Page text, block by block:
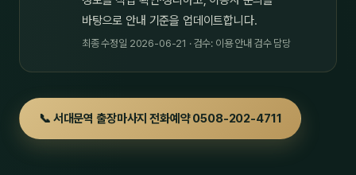
바탕으로 안내 기준을 업데이트합니다.
최종 수정일 2026-06-21 · 검수: 이용 안내 검수 담당
📞 서대문역 출장마사지 전화예약 0508-202-4711